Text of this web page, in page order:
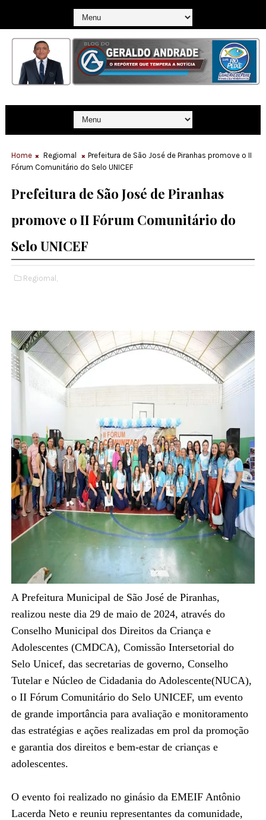
Home Regiomal
Prefeitura de São José de Piranhas promove o II
Fórum Comunitário do Selo UNICEF
Prefeitura de São José de Piranhas
promove o II Fórum Comunitário do
Selo UNICEF
Regiomal,
A Prefeitura Municipal de São José de Piranhas,
realizou neste dia 29 de maio de 2024, através do
Conselho Municipal dos Direitos da Criança e
Adolescentes (CMDCA), Comissão Intersetorial do
Selo Unicef, das secretarias de governo, Conselho
Tutelar e Núcleo de Cidadania do Adolescente(NUCA),
o II Fórum Comunitário do Selo UNICEF, um evento
de grande importância para avaliação e monitoramento
das estratégias e ações realizadas em prol da promoção
e garantia dos direitos e bem-estar de crianças e
adolescentes.
O evento foi realizado no ginásio da EMEIF Antônio
Lacerda Neto e reuniu representantes da comunidade,